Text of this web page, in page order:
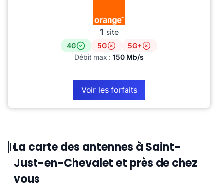
1 site
4G 5G
5G+
Débit max : 150 Mb/s
Voir les forfaits
La carte des antennes à Saint-
Just-en-Chevalet et près de chez
vous